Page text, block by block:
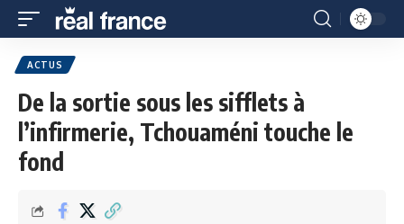
ACTUS
De la sortie sous les sifflets à
l’infirmerie, Tchouaméni touche le
fond